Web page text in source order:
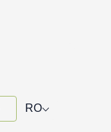
RO⌵